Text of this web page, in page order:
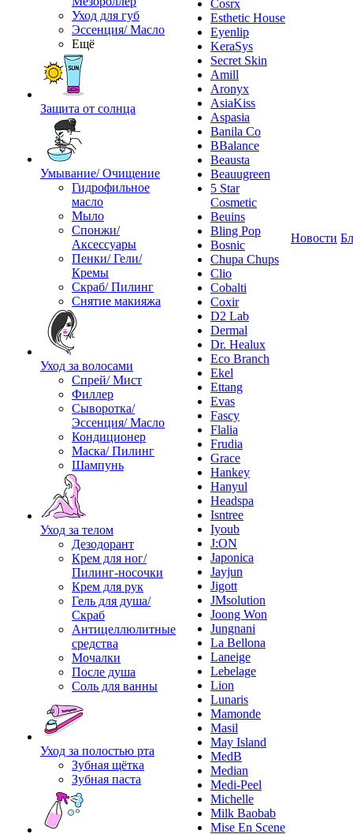
Уход для губ
Эссенция/ Масло
Ещё
Защита от солнца
Умывание/ Очищение
Гидрофильное
масло
Мыло
Спонжи/
Аксессуары
Пенки/ Гели/
Кремы
Скраб/ Пилинг
Снятие макияжа
Уход за волосами
Спрей/ Мист
Филлер
Сыворотка/
Эссенция/ Масло
Кондиционер
Маска/ Пилинг
Шампунь
Уход за телом
Дезодорант
Крем для ног/
Пилинг-носочки
Крем для рук
Гель для душа/
Скраб
Антицеллюлитные
средства
Мочалки
После душа
Соль для ванны
Уход за полостью рта
Зубная щётка
Зубная паста
Cosrx
Esthetic House
Eyenlip
KeraSys
Secret Skin
Amill
Aronyx
AsiaKiss
Aspasia
Banila Co
BBalance
Beausta
Beauugreen
5 Star
Cosmetic
Beuins
Bling Pop
Bosnic
Chupa Chups
Clio
Cobalti
Coxir
D2 Lab
Dermal
Dr. Healux
Eco Branch
Ekel
Ettang
Evas
Fascy
Flalia
Frudia
Grace
Hankey
Hanyul
Headspa
Isntree
Iyoub
J:ON
Japonica
Jayjun
Jigott
JMsolution
Joong Won
Jungnani
La Bellona
Laneige
Lebelage
Lion
Lunaris
Mamonde
Masil
May Island
MedB
Median
Medi-Peel
Michelle
Milk Baobab
Mise En Scene
Новости